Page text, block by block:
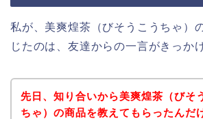
私が、美爽煌茶（びそうこうちゃ）
じたのは、友達からの一言がきっか
先日、知り合いから美爽煌茶（びそ
ちゃ）の商品を教えてもらったんだ